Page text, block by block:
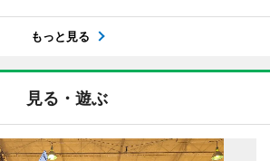
もっと見る
見る・遊ぶ